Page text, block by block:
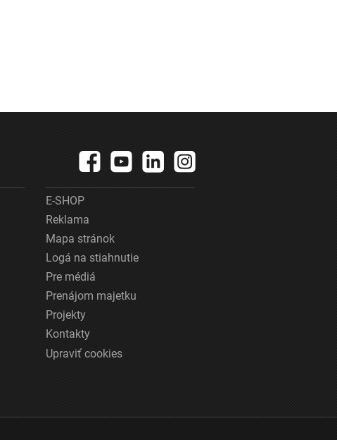
E-SHOP
Reklama
Mapa stránok
Logá na stiahnutie
Pre médiá
Prenájom majetku
Projekty
Kontakty
Upraviť cookies